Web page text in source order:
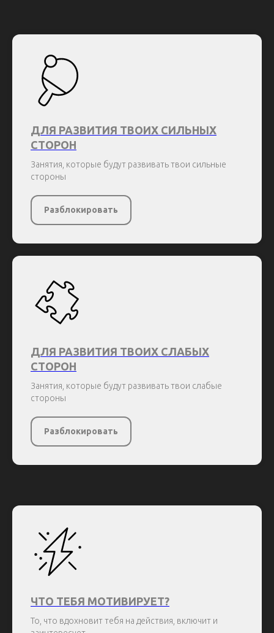
ДЛЯ РАЗВИТИЯ ТВОИХ СИЛЬНЫХ
СТОРОН
Занятия, которые будут развивать твои сильные
стороны
Разблокировать
ДЛЯ РАЗВИТИЯ ТВОИХ СЛАБЫХ
СТОРОН
Занятия, которые будут развивать твои слабые
стороны
Разблокировать
ЧТО ТЕБЯ МОТИВИРУЕТ?
То, что вдохновит тебя на действия, включит и